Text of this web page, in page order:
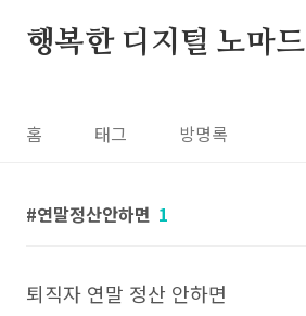
행복한 디지털 노마드
홈 태그 방명록
연말정산안하면 1
퇴직자 연말 정산 안하면